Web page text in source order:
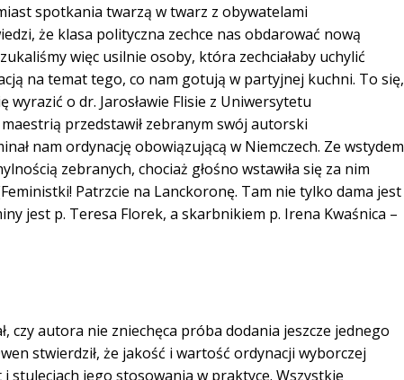
spotkania twarzą w twarz z obywatelami
że klasa polityczna zechce nas obdarować nową
więc usilnie osoby, która zechciałaby uchylić
na temat tego, co nam gotują w partyjnej kuchni. To się,
o dr. Jarosławie Flisie z Uniwersytetu
przedstawił zebranym swój autorski
nam ordynację obowiązującą w Niemczech. Ze wstydem
zebranych, chociaż głośno wstawiła się za nim
Patrzcie na Lanckoronę. Tam nie tylko dama jest
jest p. Teresa Florek, a skarbnikiem p. Irena Kwaśnica –
czy autora nie zniechęca próba dodania jeszcze jednego
stwierdził, że jakość i wartość ordynacji wyborczej
stuleciach jego stosowania w praktyce. Wszystkie